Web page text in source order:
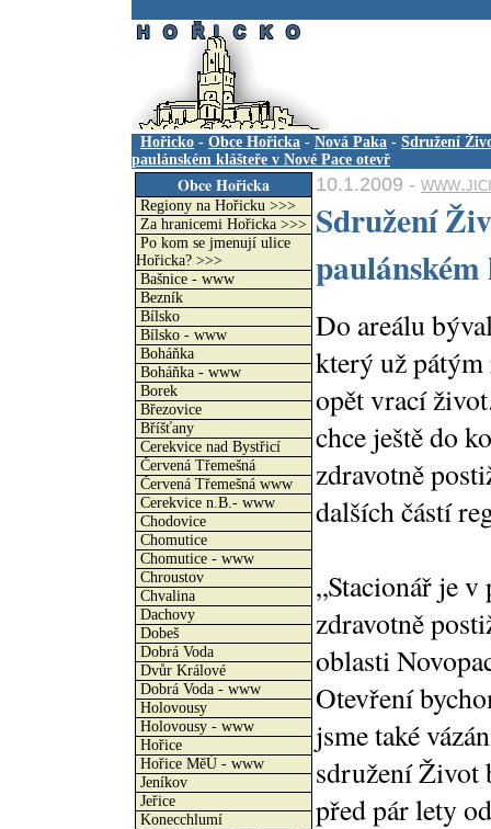
Hořicko - Obce Hořicka - Nová Paka - Sdružení
paulánském klášteře v Nové Pace otevř
Obce Hořicka
Regiony na Hořicku >>>
Za hranicemi Hořicka >>>
Po kom se jmenují ulice
Hořicka? >>>
Bašnice - www
Bezník
Bílsko
Bílsko - www
Boháňka
Boháňka - www
Borek
Březovice
Bříšťany
Cerekvice nad Bystřicí
Červená Třemešná
Červená Třemešná www
Cerekvice n.B.- www
Chodovice
Chomutice
Chomutice - www
Chroustov
Chvalina
Dachovy
Dobeš
Dobrá Voda
Dvůr Králové
Dobrá Voda - www
Holovousy
Holovousy - www
Hořice
Hořice MěÚ - www
Jeníkov
Jeřice
Konecchlumí
10.1.2009 -
Sdružení
paulánském
Do areálu
který už pátým
opět vrací
chce ještě do
zdravotně
dalších částí
„Stacionář je
zdravotně
oblasti
Otevření
jsme také
sdružení Život
před pár lety